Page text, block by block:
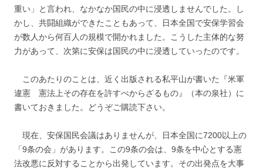
重い」と言われ、なかなか国民の中に浸透しませんでした。し
かし、共闘組織ができたこともあって、日本全国で安保学習会
が数人から何百人の規模で開かれました。こうした主体的な努
力があって、次第に安保は国民の中に浸透していったのです。
このあたりのことは、近く出版される私平山が書いた『米軍
違憲 憲法上その存在を許すべからざるもの』（本の泉社）に
書いておきました。どうぞご購読下さい。
現在、安保国民会議はありませんが、日本全国に7200以上の
「9条の会」があります。この9条の会は、9条を中心とする憲
法改悪に反対することから出発しています。その出発点を大事